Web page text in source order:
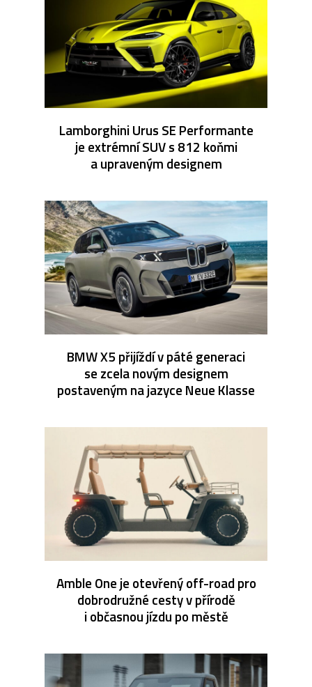
Lamborghini Urus SE Performante
je extrémní SUV s 812 koňmi
a upraveným designem
BMW X5 přijíždí v páté generaci
se zcela novým designem
postaveným na jazyce Neue Klasse
Amble One je otevřený off-road pro
dobrodružné cesty v přírodě
i občasnou jízdu po městě